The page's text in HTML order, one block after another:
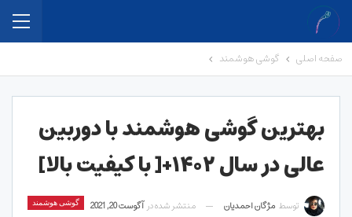
صفحه اصلی گوشی هوشمند
بهترین گوشی هوشمند با دوربین
عالی در سال ۱۴۰۲+[ با کیفیت بالا]
گوشی هوشمند توسط مژگان احمدیان منتشر شده در آگوست 20, 2021